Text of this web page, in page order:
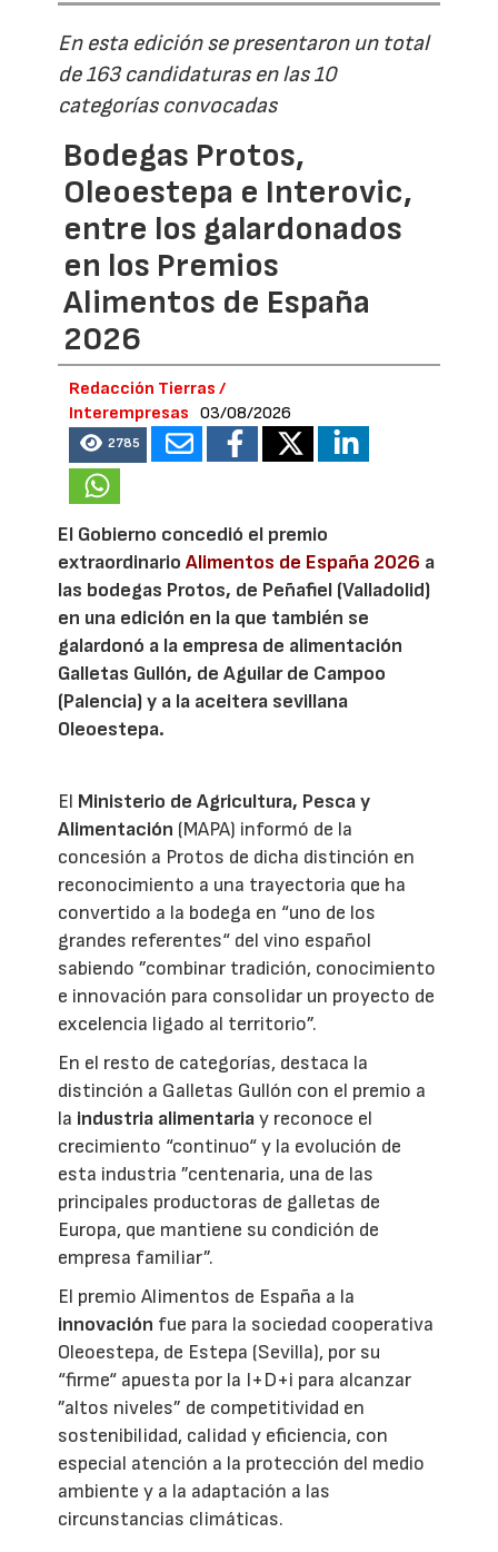
En esta edición se presentaron un total
de 163 candidaturas en las 10
categorías convocadas
Bodegas Protos,
Oleoestepa e Interovic,
entre los galardonados
en los Premios
Alimentos de España
2026
Redacción Tierras /
Interempresas
03/08/2026
2785
El Gobierno concedió el premio
extraordinarioAlimentos de España 2026 a
las bodegas Protos, de Peñafiel (Valladolid)
en una edición en la que también se
galardonó a la empresa de alimentación
Galletas Gullón, de Aguilar de Campoo
(Palencia) y a la aceitera sevillana
Oleoestepa.
El Ministerio de Agricultura, Pesca y
Alimentación (MAPA) informó de la
concesión a Protos de dicha distinción en
reconocimiento a una trayectoria que ha
convertido a la bodega en “uno de los
grandes referentes“ del vino español
sabiendo ”combinar tradición, conocimiento
e innovación para consolidar un proyecto de
excelencia ligado al territorio”.
En el resto de categorías, destaca la
distinción a Galletas Gullón con el premio a
la industria alimentariay reconoce el
crecimiento “continuo“ y la evolución de
esta industria ”centenaria, una de las
principales productoras de galletas de
Europa, que mantiene su condición de
empresa familiar”.
El premio Alimentos de España a la
innovación fue para la sociedad cooperativa
Oleoestepa, de Estepa (Sevilla), por su
“firme“ apuesta por la I+D+i para alcanzar
”altos niveles” de competitividad en
sostenibilidad, calidad y eficiencia, con
especial atención a la protección del medio
ambiente y a la adaptación a las
circunstancias climáticas.